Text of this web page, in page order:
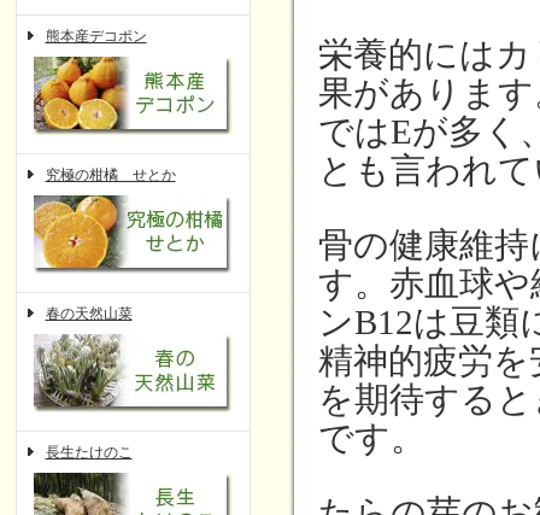
熊本産デコポン
究極の柑橘 せとか
春の天然山菜
長生たけのこ
栄養的には
果がありま
ではEが多く
とも言われ
骨の健康維
す。赤血球
ンB12は豆類
精神的疲労
を期待する
です。